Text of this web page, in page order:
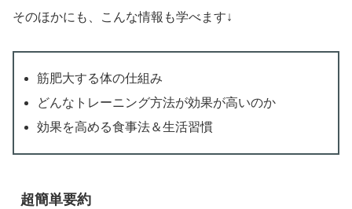
そのほかにも、こんな情報も学べます↓
筋肥大する体の仕組み
どんなトレーニング方法が効果が高いのか
効果を高める食事法＆生活習慣
超簡単要約